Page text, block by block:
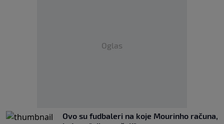
Oglas
Ovo su fudbaleri na koje Mourinho računa,